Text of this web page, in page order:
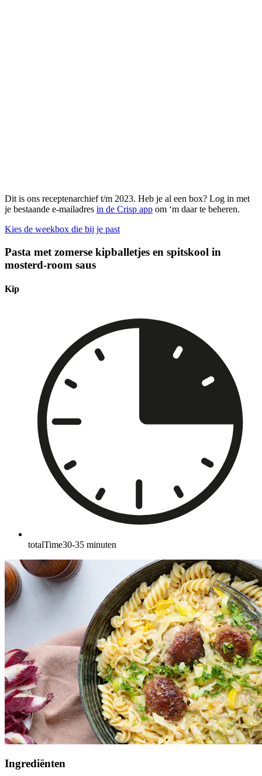
Dit is ons receptenarchief t/m 2023. Heb je al een box? Log in met
je bestaande e-mailadres in de Crisp app om ‘m daar te beheren.
Kies de weekbox die bij je past
Pasta met zomerse kipballetjes en spitskool in
mosterd-room saus
Kip
totalTime30-35 minuten
Ingrediënten